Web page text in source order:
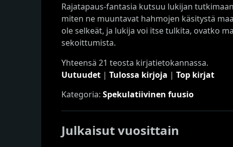
Rajatapaus-fantasia kutsuu lukijan
miten ne muuntavat hahmojen käsitystä
ole selkeät, ja lukija voi itse tulkita, ovatko
sekoittumista.
Yhteensä 21 teosta kirjatietokannassa.
Uutuudet | Tulossa kirjoja | Top kirjat
Kategoria: Spekulatiivinen fuusio
Julkaisut vuosittain